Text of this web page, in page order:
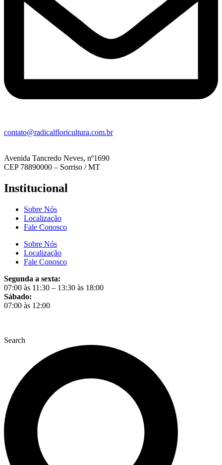
contato@radicalfloricultura.com.br
Avenida Tancredo Neves, nº1690
CEP 78890000 – Sorriso / MT
Institucional
Sobre Nós
Localização
Fale Conosco
Sobre Nós
Localização
Fale Conosco
Segunda a sexta:
07:00 às 11:30 – 13:30 às 18:00
Sábado:
07:00 às 12:00
Search